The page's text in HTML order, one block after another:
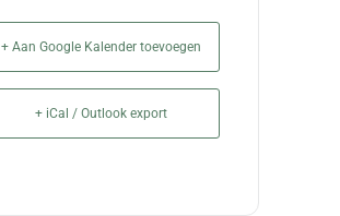
+ Aan Google Kalender toevoegen
+ iCal / Outlook export